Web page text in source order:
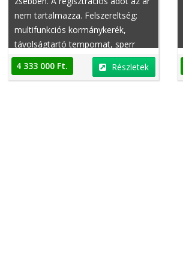
nem tartalmazza. Felszereltség:
multifunkciós kormánykerék,
távolságtartó tempomat, sperr
differenciálmű, vezetőoldali
légzsák, MSR (motorféknyomaték
4 333 000 Ft. Részletek